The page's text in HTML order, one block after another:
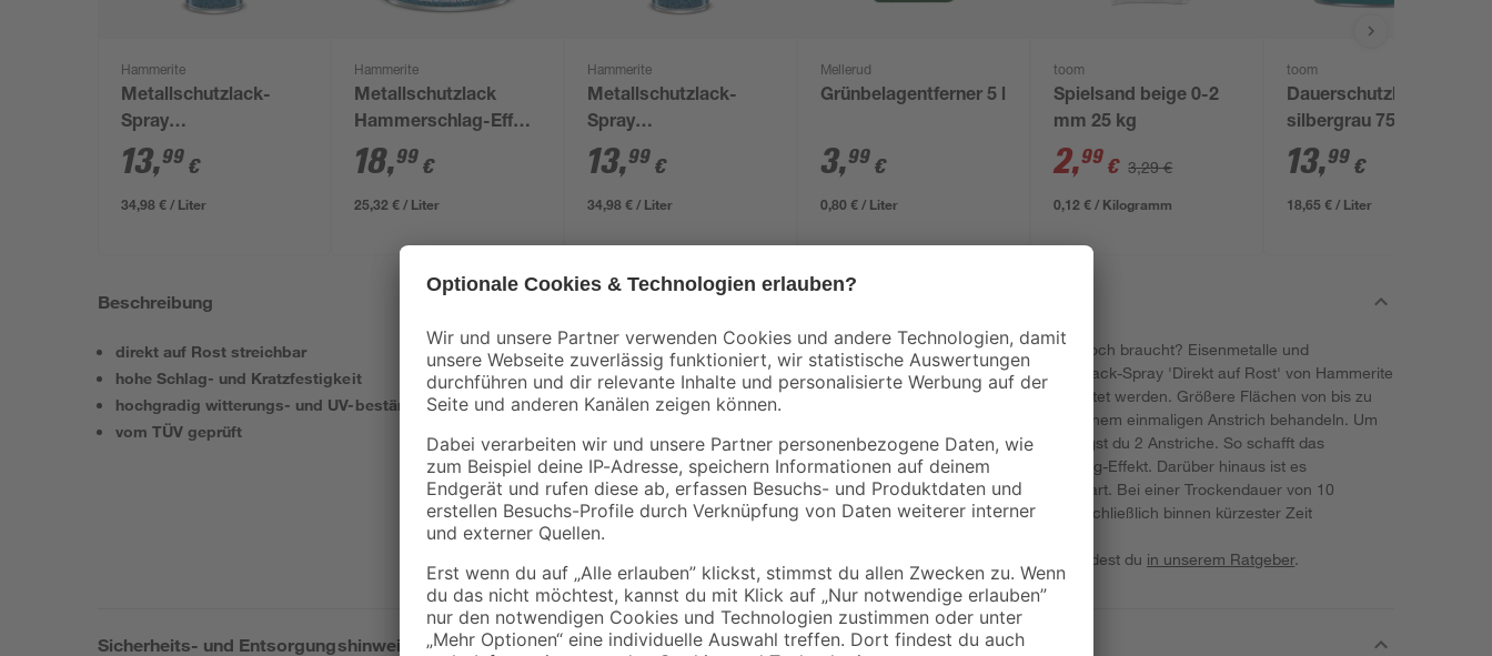
Hammerite
Metallschutzlack-
Spray
Hammerschlag-Effekt
schwarz 400 ml
13,99 €
34,98 € / Liter
Hammerite
Metallschutzlack
Hammerschlag-Effekt
dunkelgrau 750 ml
18,99 €
25,32 € / Liter
Hammerite
Metallschutzlack-
Spray
Hammerschlag-Effekt
silbergrau 400 ml
13,99 €
34,98 € / Liter
Mellerud
Grünbelagentferner 5 l
3,99 €
0,80 € / Liter
toom
Spielsand beige 0-2
mm 25 kg
2,99 € 3,29 €
0,12 € / Kilogramm
toom
Dauerschutzlasur
silbergrau 750 ml
13,99 €
18,65 € / Liter
Beschreibung
direkt auf Rost streichbar
hohe Schlag- und Kratzfestigkeit
hochgradig witterungs- und UV-beständig
vom TÜV geprüft
Ist dieser Lack vielleicht das, was dein Projekt noch braucht? Eisenmetalle und
Nichteisenmetalle können mit dem Metallschutzlack-Spray 'Direkt auf Rost' von Hammerite
für den Rostschutz und die Grundierung bearbeitet werden. Größere Flächen von bis zu
0,5 m² lassen sich mit dem Inhalt von 0,4 l bei einem einmaligen Anstrich behandeln. Um
ein ansprechendes Ergebnis zu erzielen, benötigst du 2 Anstriche. So schafft das
Anstrichmittel eine Oberfläche mit Hammerschlag-Effekt. Darüber hinaus ist es
lösemittelhaltig und somit vielfältig in der Streichart. Bei einer Trockendauer von 10
Minuten kannst du das Metallschutzlack-Spray schließlich binnen kürzester Zeit
Weitere Hinweise zu deinem Projekt mit Lack findest du in unserem Ratgeber.
Sicherheits- und Entsorgungshinweise